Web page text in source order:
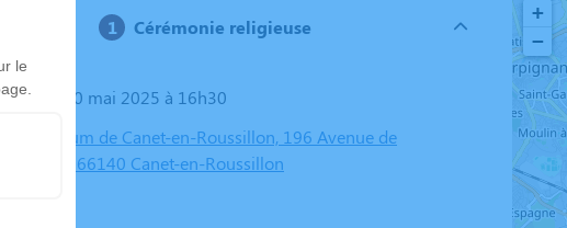
Cérémonie religieuse
Le mardi 20 mai 2025 à 16h30
Crématorium de Canet-en-Roussillon, 196 Avenue de
Perpignan, 66140 Canet-en-Roussillon
+
−